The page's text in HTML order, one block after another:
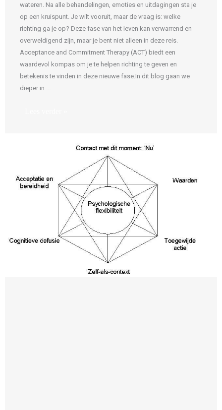
wateren. Na alle behandelingen, emoties en uitdagingen sta je
op een kruispunt. Je wilt vooruit, maar de vraag is: welke
richting ga je op? Deze fase van het leven kan verwarrend en
overweldigend zijn, maar je bent niet alleen in deze reis.
Acceptance and Commitment Therapy (ACT) biedt een
waardevol kompas om je te helpen richting te geven en
betekenis te vinden in deze nieuwe fase.In dit blog gaan we
dieper in ...